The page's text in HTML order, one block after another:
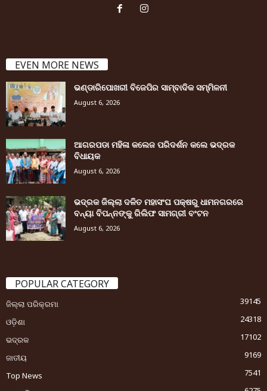
EVEN MORE NEWS
ଭଣ୍ଡାରିପୋଖରୀ ବିଜେପିର ସାମ୍ବାଦିକ ସମ୍ମିଳନୀ
August 6, 2026
ଆଗରପଡା ମହିଳା କଲେଜ ପରିଦର୍ଶନ କଲେ ଭଦ୍ରକ
ବିଧାୟକ
August 6, 2026
ଭଦ୍ରକ ଜିଲ୍ଲା ଦଳିତ ମହାସଂଘ ପକ୍ଷରୁ ଧାମନଗରରେ
ବନ୍ୟା ବିପନ୍ନଙ୍କୁ ରିଲିଫ ସାମଗ୍ରୀ ବଂଟନ
August 6, 2026
POPULAR CATEGORY
ଜିଲ୍ଲା ପରିକ୍ରମା
39145
ଓଡ଼ିଶା
24318
ଭଦ୍ରକ
17102
ଜାତୀୟ
9169
Top News
7541